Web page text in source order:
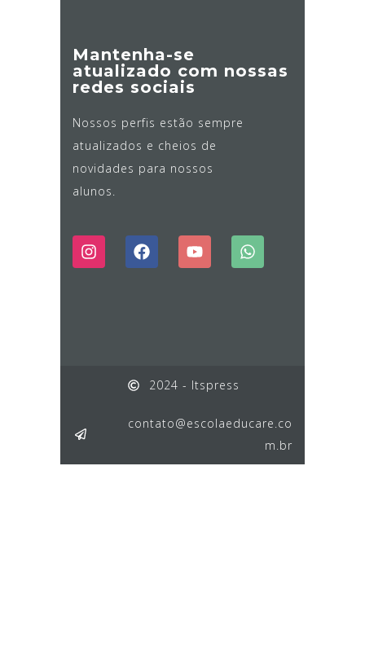
Mantenha-se
atualizado com nossas
redes sociais
Nossos perfis estão sempre
atualizados e cheios de
novidades para nossos
alunos.
2024 - Itspress
contato@escolaeducare.co
m.br